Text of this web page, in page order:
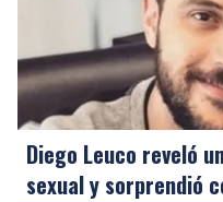
Diego Leuco reveló
sexual y sorprendió